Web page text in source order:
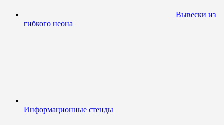
Вывески из
гибкого неона
Информационные стенды